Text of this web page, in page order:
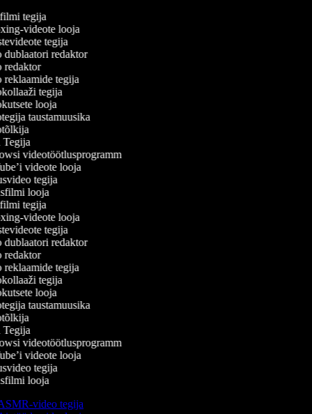
tegija
videote looja
tegija
redaktor
tegija
tegija
looja
taustamuusika
videotöötlusprogramm
videote looja
tegija
looja
tegija
videote looja
tegija
redaktor
tegija
tegija
looja
taustamuusika
videotöötlusprogramm
videote looja
tegija
looja
video tegija